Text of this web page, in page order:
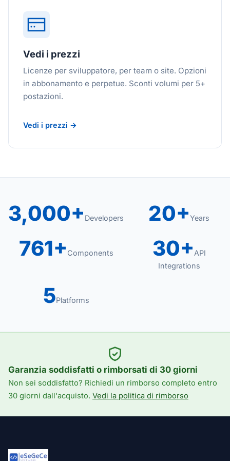
Vedi i prezzi
Licenze per sviluppatore, per team o site. Opzioni
in abbonamento e perpetue. Sconti volumi per 5+
postazioni.
Vedi i prezzi →
3,000+ Developers 20+Years
761+ Components 30+ API
Integrations
5Platforms
Garanzia soddisfatti o rimborsati di 30 giorni
Non sei soddisfatto? Richiedi un rimborso completo entro
30 giorni dall'acquisto. Vedi la politica di rimborso